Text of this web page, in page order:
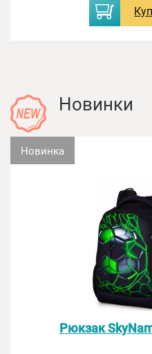
Новинки
Новинка
Рюкзак